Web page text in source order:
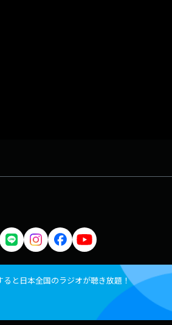
ると日本全国のラジオが聴き放題！